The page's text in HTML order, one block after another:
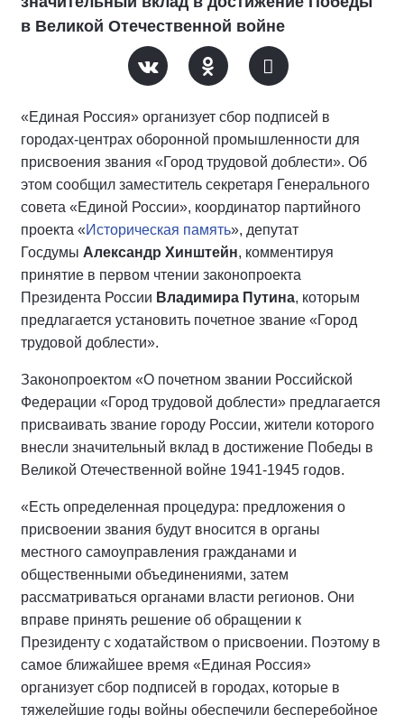
в Великой Отечественной войне
«Единая Россия» организует сбор подписей в
городах-центрах оборонной промышленности для
присвоения звания «Город трудовой доблести». Об
этом сообщил заместитель секретаря Генерального
совета «Единой России», координатор партийного
проекта «Историческая память», депутат
Госдумы Александр Хинштейн, комментируя
принятие в первом чтении законопроекта
Президента России Владимира Путина, которым
предлагается установить почетное звание «Город
трудовой доблести».
Законопроектом «О почетном звании Российской
Федерации «Город трудовой доблести» предлагается
присваивать звание городу России, жители которого
внесли значительный вклад в достижение Победы в
Великой Отечественной войне 1941-1945 годов.
«Есть определенная процедура: предложения о
присвоении звания будут вносится в органы
местного самоуправления гражданами и
общественными объединениями, затем
рассматриваться органами власти регионов. Они
вправе принять решение об обращении к
Президенту с ходатайством о присвоении. Поэтому в
самое ближайшее время «Единая Россия»
организует сбор подписей в городах, которые в
тяжелейшие годы войны обеспечили бесперебойное